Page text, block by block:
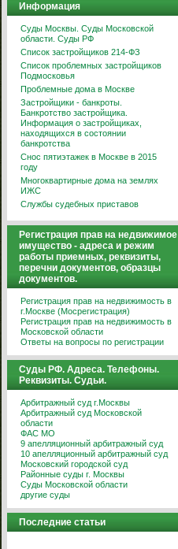
Информация
Суды Москвы. Суды Московской
области. Суды РФ
Список застройщиков 214-ФЗ
Список проблемных застройщиков
Подмосковья
Проблемные дома в Москве
Застройщики - банкроты.
Банкротство застройщика.
Информация о застройщиках,
находящихся в состоянии
банкротства
Снос пятиэтажек в Москве в 2015
году
Многоквартирные дома на землях
ИЖС
Службы судебных приставов
Регистрация прав на недвижимое
имущество - адреса и режим
работы приемных, реквизиты,
перечни документов, образцы
документов.
Регистрация прав на недвижимость в
г.Москве (Мосрегистрация)
Регистрация прав на недвижимость в
Московской области
Ответы на вопросы по регистрации
Суды РФ. Адреса. Телефоны.
Реквизиты. Судьи.
Арбитражный суд г.Москвы
Арбитражный суд Московской
области
ФАС МО
9 апелляционный арбитражный суд
10 апелляционный арбитражный суд
Московский городской суд
Районные суды г. Москвы
Суды Московской области
другие суды
Последние статьи